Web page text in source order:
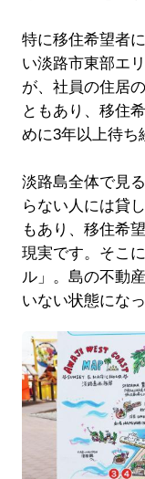
特に移住希望者
い淡路市東部エ
が、社員の住居
ともあり、移住
めに3年以上待ち
淡路島全体で見
らない人には貸
もあり、移住希
現実です。そこ
ル」。島の不動
いない状態にな